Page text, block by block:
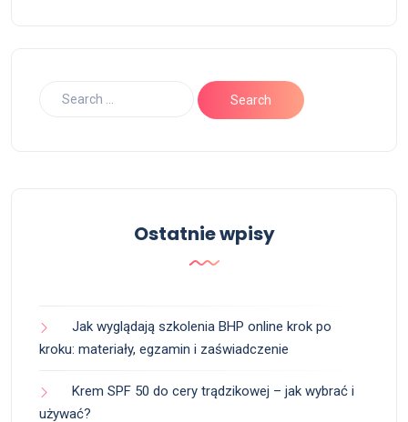
Ostatnie wpisy
Jak wyglądają szkolenia BHP online krok po
kroku: materiały, egzamin i zaświadczenie
Krem SPF 50 do cery trądzikowej – jak wybrać i
używać?